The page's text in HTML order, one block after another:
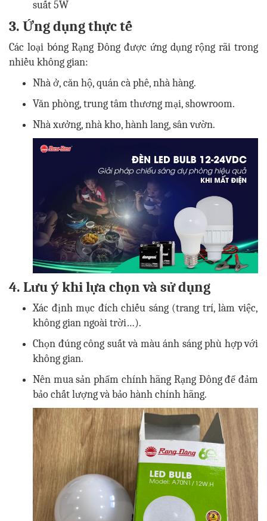
3. Ứng dụng thực tế
Các loại bóng Rạng Đông được ứng dụng rộng rãi trong
nhiều không gian:
Nhà ở, căn hộ, quán cà phê, nhà hàng.
Văn phòng, trung tâm thương mại, showroom.
Nhà xưởng, nhà kho, hành lang, sân vườn.
4. Lưu ý khi lựa chọn và sử dụng
Xác định mục đích chiếu sáng (trang trí, làm việc,
không gian ngoài trời…).
Chọn đúng công suất và màu ánh sáng phù hợp với
không gian.
Nên mua sản phẩm chính hãng Rạng Đông để đảm
bảo chất lượng và bảo hành chính hãng.